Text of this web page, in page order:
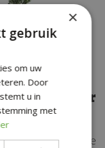
en
voor
van de juiste
×
gebruik
om uw
Door
u in
met